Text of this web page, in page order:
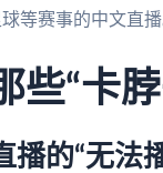
等赛事的中文直播
些“卡
播的“无法